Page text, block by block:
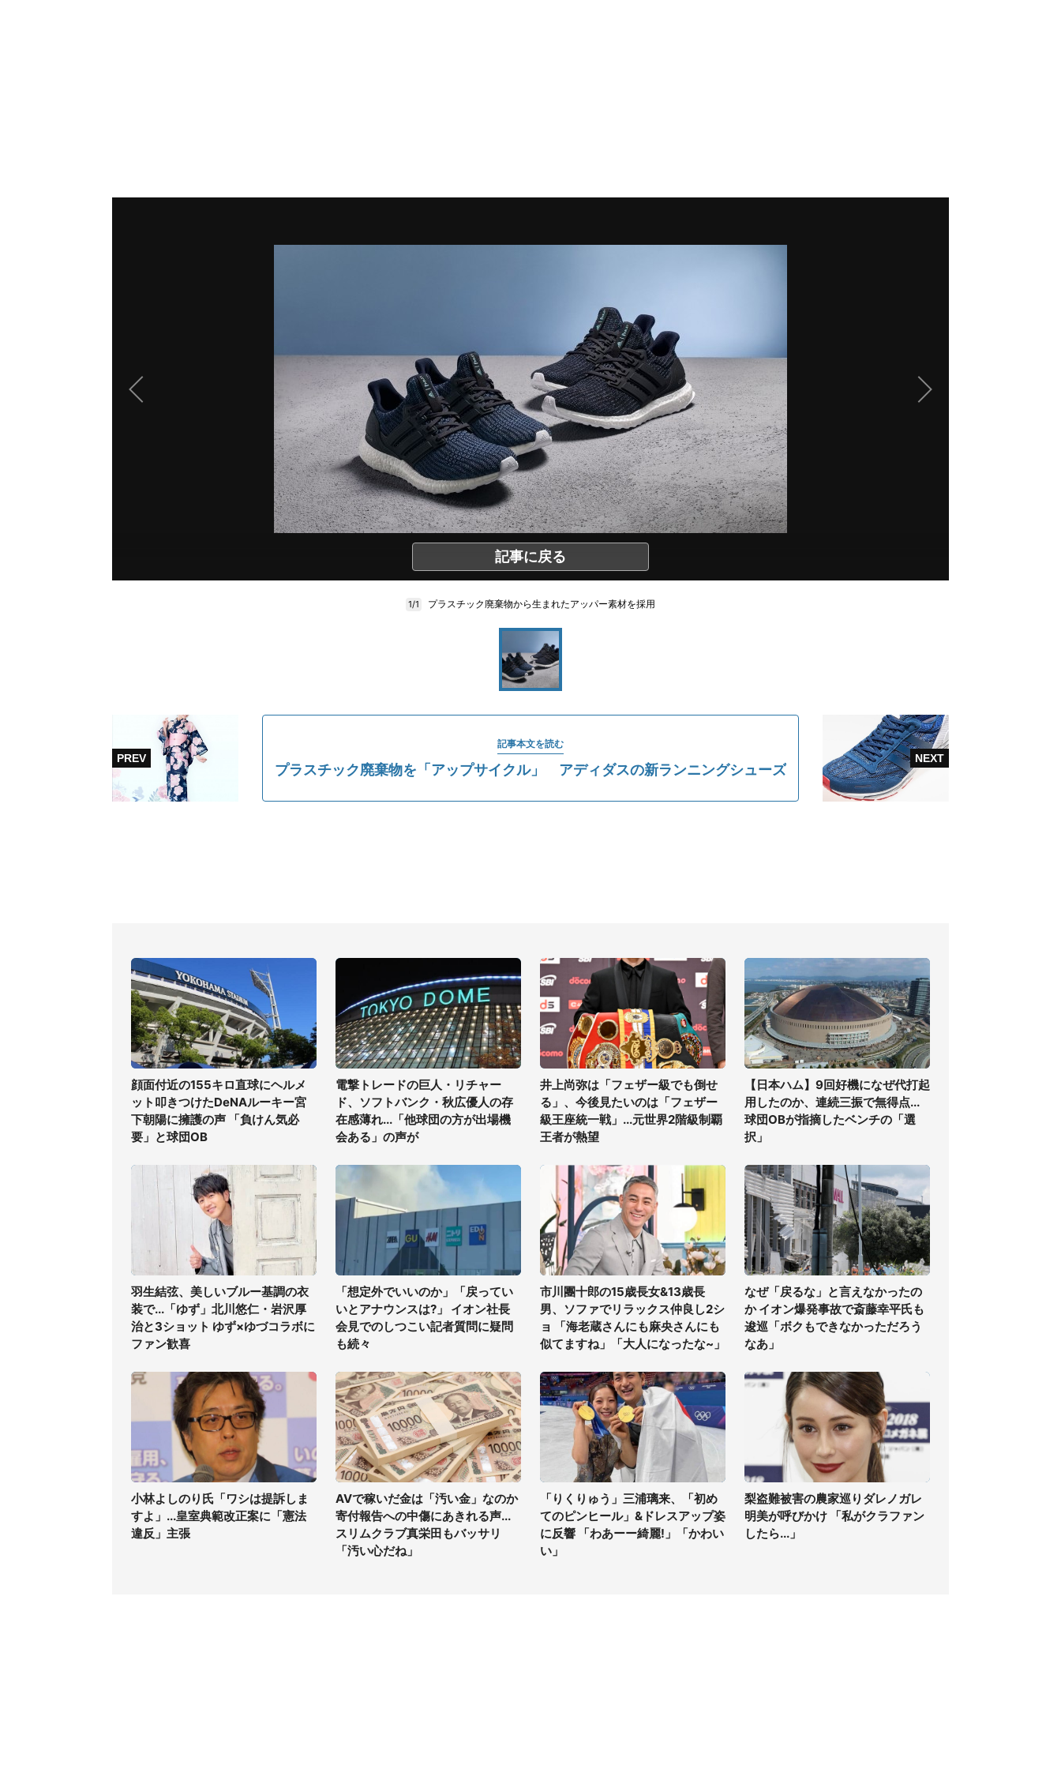
記事に戻る
1/1 プラスチック廃棄物から生まれたアッパー素材を採用
記事本文を読む
プラスチック廃棄物を「アップサイクル」 アディダスの新ランニングシューズ
顔面付近の155キロ直球にヘルメ
ット叩きつけたDeNAルーキー宮
下朝陽に擁護の声 「負けん気必
要」と球団OB
電撃トレードの巨人・リチャー
ド、ソフトバンク・秋広優人の存
在感薄れ...「他球団の方が出場機
会ある」の声が
井上尚弥は「フェザー級でも倒せ
る」、今後見たいのは「フェザー
級王座統一戦」...元世界2階級制覇
王者が熱望
【日本ハム】9回好機になぜ代打起
用したのか、連続三振で無得点...
球団OBが指摘したベンチの「選
択」
羽生結弦、美しいブルー基調の衣
装で...「ゆず」北川悠仁・岩沢厚
治と3ショット ゆず×ゆづコラボに
ファン歓喜
「想定外でいいのか」「戻ってい
いとアナウンスは?」 イオン社長
会見でのしつこい記者質問に疑問
も続々
市川團十郎の15歳長女&13歳長
男、ソファでリラックス仲良し2シ
ョ 「海老蔵さんにも麻央さんにも
似てますね」「大人になったな~」
なぜ「戻るな」と言えなかったの
か イオン爆発事故で斎藤幸平氏も
逡巡「ボクもできなかっただろう
なあ」
小林よしのり氏「ワシは提訴しま
すよ」...皇室典範改正案に「憲法
違反」主張
AVで稼いだ金は「汚い金」なのか
寄付報告への中傷にあきれる声...
スリムクラブ真栄田もバッサリ
「汚い心だね」
「りくりゅう」三浦璃来、「初め
てのピンヒール」&ドレスアップ姿
に反響 「わあーー綺麗!」「かわい
い」
梨盗難被害の農家巡りダレノガレ
明美が呼びかけ 「私がクラファン
したら...」